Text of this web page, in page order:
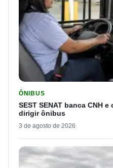
ÔNIBUS
SEST SENAT banca CNH
dirigir ônibus
3 de agosto de 2026